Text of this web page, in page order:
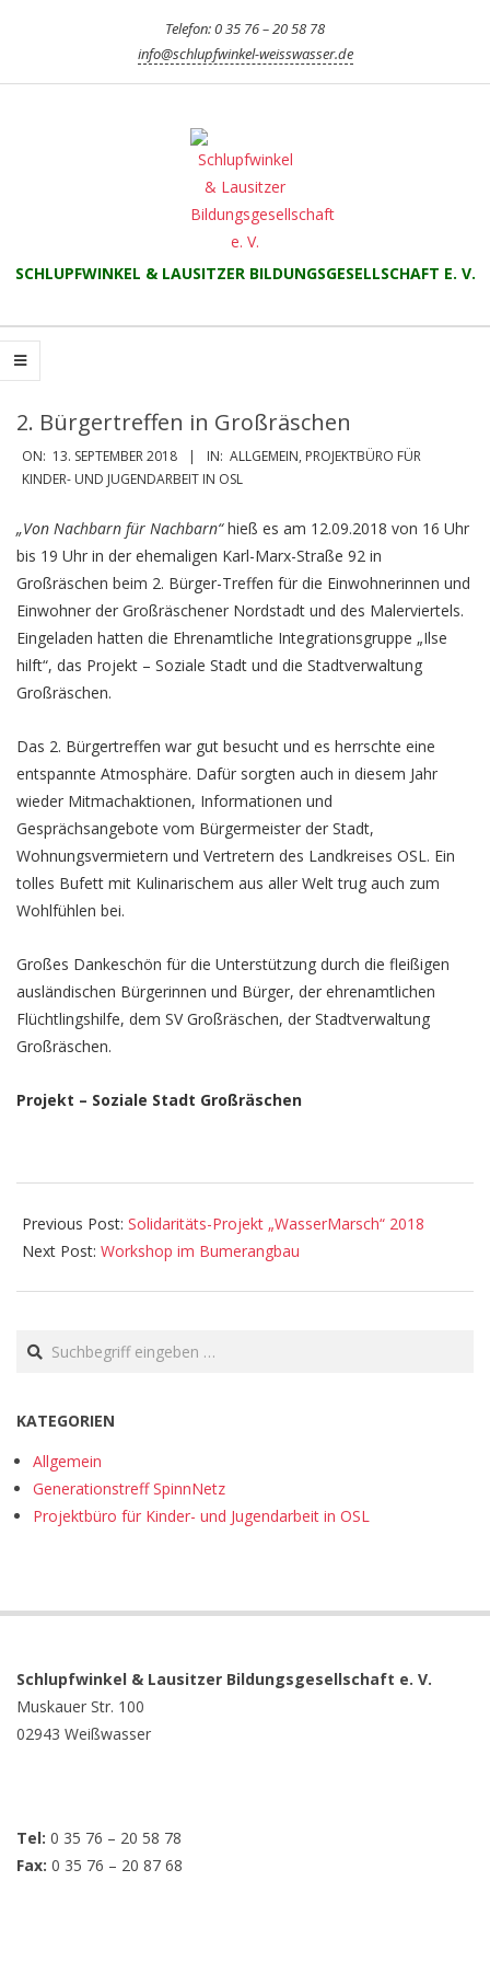
Telefon: 0 35 76 – 20 58 78
info@schlupfwinkel-weisswasser.de
SCHLUPFWINKEL & LAUSITZER BILDUNGSGESELLSCHAFT E. V.
Primary
Navigation
2. Bürgertreffen in Großräschen
ON: 13. SEPTEMBER 2018 IN: ALLGEMEIN, PROJEKTBÜRO FÜR
KINDER- UND JUGENDARBEIT IN OSL
„Von Nachbarn für Nachbarn“hieß es am 12.09.2018 von 16 Uhr
bis 19 Uhr in der ehemaligen Karl-Marx-Straße 92 in
Großräschen beim 2. Bürger-Treffen für die Einwohnerinnen und
Einwohner der Großräschener Nordstadt und des Malerviertels.
Eingeladen hatten die Ehrenamtliche Integrationsgruppe „Ilse
hilft“, das Projekt – Soziale Stadt und die Stadtverwaltung
Großräschen.
Das 2. Bürgertreffen war gut besucht und es herrschte eine
entspannte Atmosphäre. Dafür sorgten auch in diesem Jahr
wieder Mitmachaktionen, Informationen und
Gesprächsangebote vom Bürgermeister der Stadt,
Wohnungsvermietern und Vertretern des Landkreises OSL. Ein
tolles Bufett mit Kulinarischem aus aller Welt trug auch zum
Wohlfühlen bei.
Großes Dankeschön für die Unterstützung durch die fleißigen
ausländischen Bürgerinnen und Bürger, der ehrenamtlichen
Flüchtlingshilfe, dem SV Großräschen, der Stadtverwaltung
Großräschen.
Projekt – Soziale Stadt Großräschen
09-
13
Previous Post: Solidaritäts-Projekt „WasserMarsch“ 2018
Next Post: Workshop im Bumerangbau
Search
KATEGORIEN
Allgemein
Generationstreff SpinnNetz
Projektbüro für Kinder- und Jugendarbeit in OSL
Schlupfwinkel & Lausitzer Bildungsgesellschaft e. V.
Muskauer Str. 100
02943 Weißwasser
Tel: 0 35 76 – 20 58 78
Fax: 0 35 76 – 20 87 68